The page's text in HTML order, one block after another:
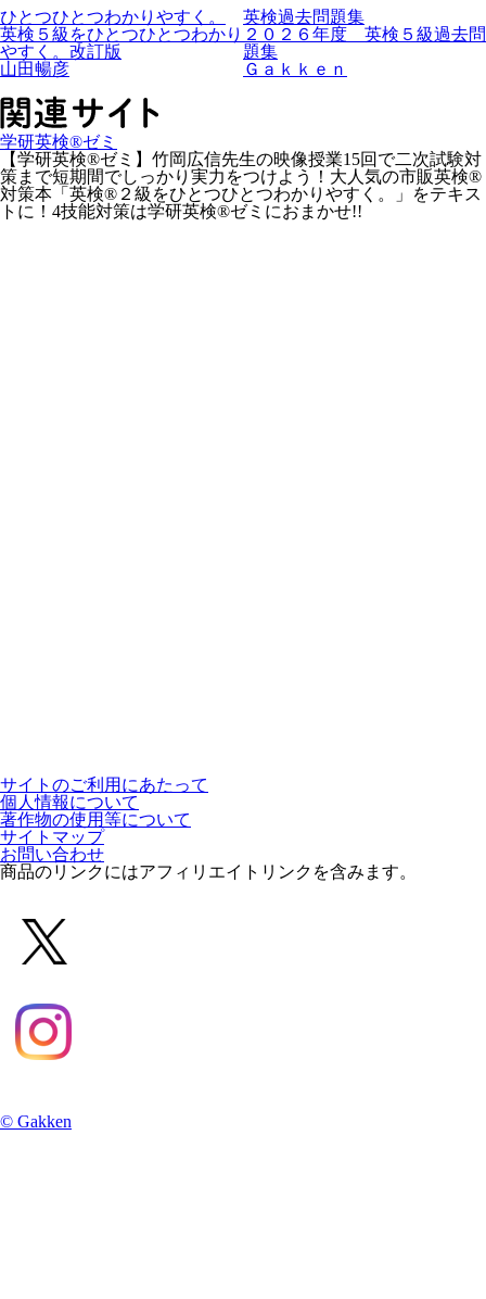
ひとつひとつわかりやすく。
英検５級をひとつひとつわかり
やすく。改訂版
山田暢彦
英検過去問題集
２０２６年度 英検５級過去問
題集
Ｇａｋｋｅｎ
学研英検®ゼミ
【学研英検®ゼミ】竹岡広信先生の映像授業15回で二次試験対
策まで短期間でしっかり実力をつけよう！大人気の市販英検®
対策本「英検®２級をひとつひとつわかりやすく。」をテキス
トに！4技能対策は学研英検®ゼミにおまかせ!!
サイトのご利用にあたって
個人情報について
著作物の使用等について
サイトマップ
お問い合わせ
商品のリンクにはアフィリエイトリンクを含みます。
© Gakken